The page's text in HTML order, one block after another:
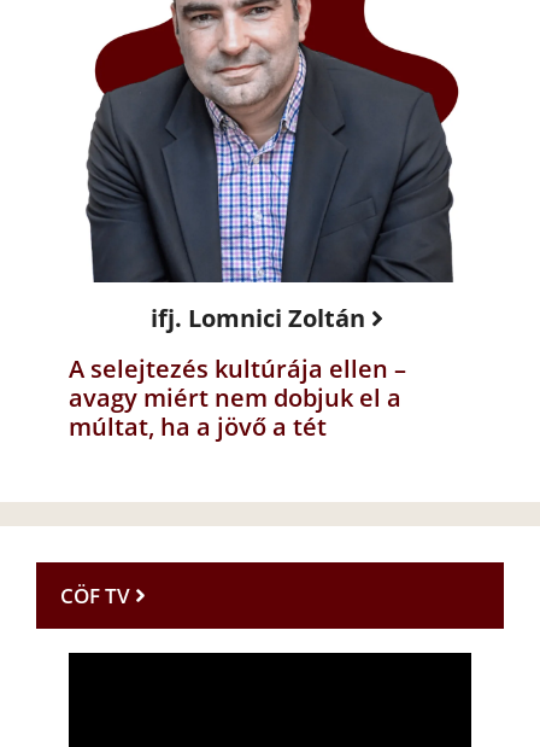
ifj. Lomnici Zoltán
A selejtezés kultúrája ellen –
avagy miért nem dobjuk el a
múltat, ha a jövő a tét
CÖF TV